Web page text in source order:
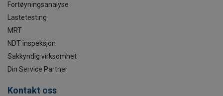
Fortøyningsanalyse
Lastetesting
MRT
NDT inspeksjon
Sakkyndig virksomhet
Din Service Partner
Kontakt oss